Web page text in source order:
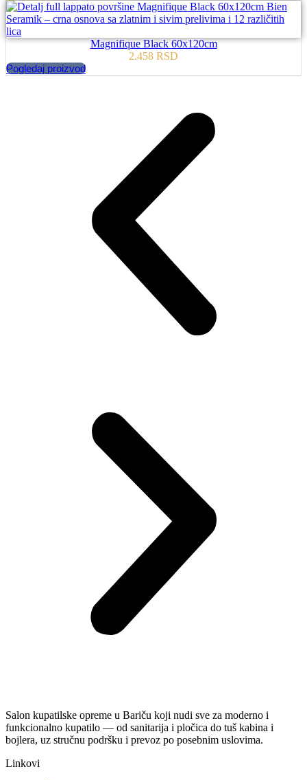
Magnifique Black 60x120cm
2.458 RSD
Pogledaj proizvod
Salon kupatilske opreme u Bariču koji nudi sve za moderno i
funkcionalno kupatilo — od sanitarija i pločica do tuš kabina i
bojlera, uz stručnu podršku i prevoz po posebnim uslovima.
Linkovi